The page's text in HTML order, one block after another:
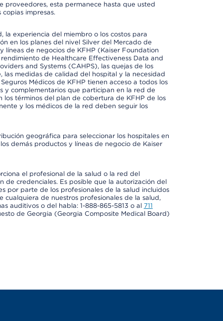
proveedores, esta permanece hasta que usted
impresas.
la experiencia del miembro o los costos para
en los planes del nivel Silver del Mercado de
líneas de negocios de KFHP (Kaiser Foundation
de Healthcare Effectiveness Data and
and Systems (CAHPS), las quejas de los
medidas de calidad del hospital y la necesidad
Médicos de KFHP tienen acceso a todos los
y complementarios que participan en la red de
términos del plan de cobertura de KFHP de los
y los médicos de la red deben seguir los
geográfica para seleccionar los hospitales en
demás productos y líneas de negocio de Kaiser
el profesional de la salud o la red del
de credenciales. Es posible que la autorización del
por parte de los profesionales de la salud incluidos
de nuestros profesionales de la salud,
auditivos o del habla: 1-888-865-5813 o al 711
de Georgia (Georgia Composite Medical Board)